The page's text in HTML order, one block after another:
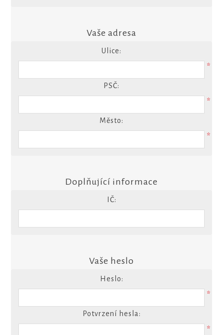
Vaše adresa
Ulice:
*
PSČ:
*
Město:
*
Doplňující informace
IČ:
Vaše heslo
Heslo:
*
Potvrzení hesla:
*